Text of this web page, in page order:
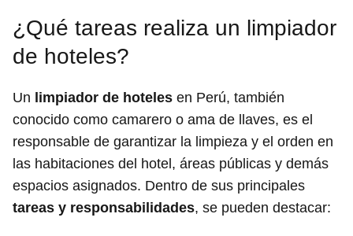
¿Qué tareas realiza un limpiador
de hoteles?
Un limpiador de hoteles en Perú, también
conocido como camarero o ama de llaves, es el
responsable de garantizar la limpieza y el orden en
las habitaciones del hotel, áreas públicas y demás
espacios asignados. Dentro de sus principales
tareas y responsabilidades, se pueden destacar: